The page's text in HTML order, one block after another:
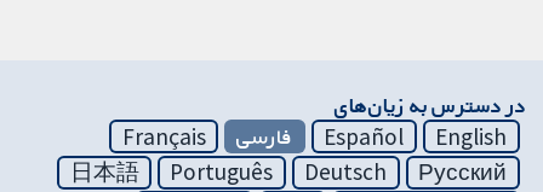
در دسترس به زیان‌های
English
Español فارسی
Français
Русский
Deutsch
Português
日本語